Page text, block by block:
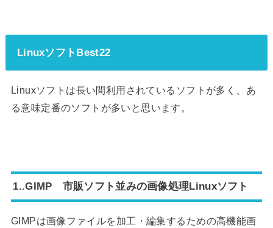
LinuxソフトBest22
Linuxソフトは長い間利用されているソフトが多く、あ
る意味定番のソフトが多いと思います。
1..GIMP 市販ソフト並みの画像処理Linuxソフト
GIMPは画像ファイルを加工・編集するための高機能画